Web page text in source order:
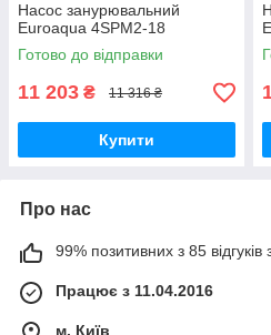
Насос занурювальний
Euroaqua 4SPM2-18
Готово до відправки
11 203 ₴ 11 316 ₴
Купити
Про нас
99% позитивних з 85 відгуків
Працює з 11.04.2016
м. Київ